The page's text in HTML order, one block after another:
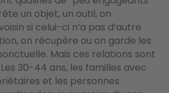
un objet, un outil, on
si celui-ci n’a pas d’autre
on récupère ou on garde les
Mais ces relations sont
Les 30-44 ans, les familles avec
et les personnes